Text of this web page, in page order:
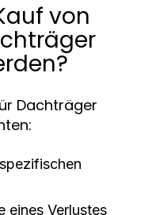
von
Dachträger
eines Verlustes